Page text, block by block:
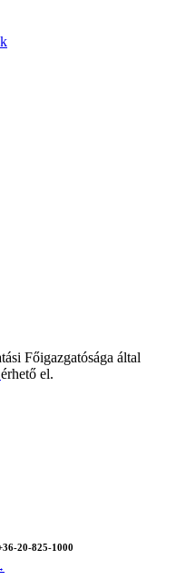
Főigazgatósága által
érhető el.
20-825-1000